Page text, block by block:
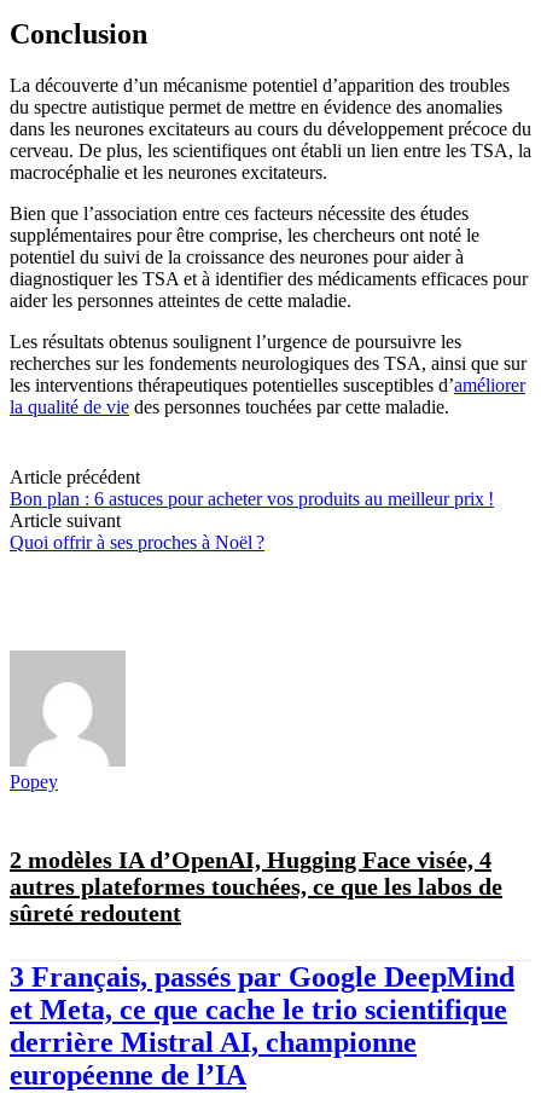
Conclusion
La découverte d’un mécanisme potentiel d’apparition des troubles
du spectre autistique permet de mettre en évidence des anomalies
dans les neurones excitateurs au cours du développement précoce du
cerveau. De plus, les scientifiques ont établi un lien entre les TSA, la
macrocéphalie et les neurones excitateurs.
Bien que l’association entre ces facteurs nécessite des études
supplémentaires pour être comprise, les chercheurs ont noté le
potentiel du suivi de la croissance des neurones pour aider à
diagnostiquer les TSA et à identifier des médicaments efficaces pour
aider les personnes atteintes de cette maladie.
Les résultats obtenus soulignent l’urgence de poursuivre les
recherches sur les fondements neurologiques des TSA, ainsi que sur
les interventions thérapeutiques potentielles susceptibles d’améliorer
la qualité de vie des personnes touchées par cette maladie.
Article précédent
Bon plan : 6 astuces pour acheter vos produits au meilleur prix !
Article suivant
Quoi offrir à ses proches à Noël ?
Popey
2 modèles IA d’OpenAI, Hugging Face visée, 4
autres plateformes touchées, ce que les labos de
sûreté redoutent
3 Français, passés par Google DeepMind
et Meta, ce que cache le trio scientifique
derrière Mistral AI, championne
européenne de l’IA